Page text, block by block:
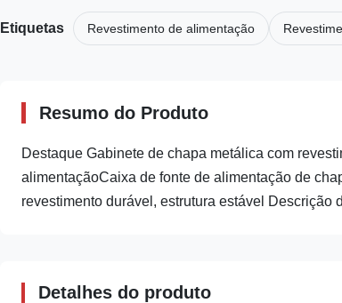
Etiquetas Revestimento de alimentação
Resumo do Produto
Destaque Gabinete de chapa metálica com
alimentaçãoCaixa de fonte de alimentação de
revestimento durável, estrutura estável Descrição
Detalhes do produto